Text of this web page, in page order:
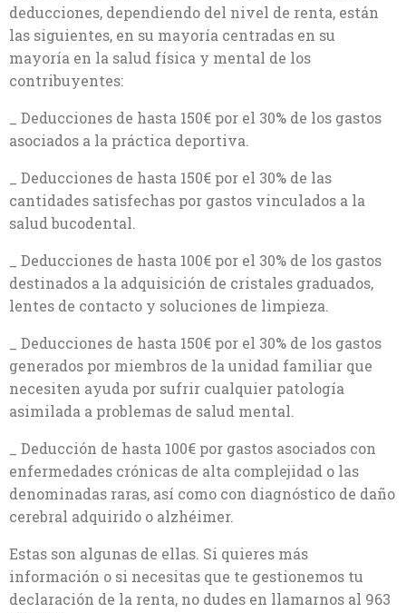
deducciones, dependiendo del nivel de renta, están
las siguientes, en su mayoría centradas en su
mayoría en la salud física y mental de los
contribuyentes:
_ Deducciones de hasta 150€ por el 30% de los gastos
asociados a la práctica deportiva.
_ Deducciones de hasta 150€ por el 30% de las
cantidades satisfechas por gastos vinculados a la
salud bucodental.
_ Deducciones de hasta 100€ por el 30% de los gastos
destinados a la adquisición de cristales graduados,
lentes de contacto y soluciones de limpieza.
_ Deducciones de hasta 150€ por el 30% de los gastos
generados por miembros de la unidad familiar que
necesiten ayuda por sufrir cualquier patología
asimilada a problemas de salud mental.
_ Deducción de hasta 100€ por gastos asociados con
enfermedades crónicas de alta complejidad o las
denominadas raras, así como con diagnóstico de daño
cerebral adquirido o alzhéimer.
Estas son algunas de ellas. Si quieres más
información o si necesitas que te gestionemos tu
declaración de la renta, no dudes en llamarnos al 963